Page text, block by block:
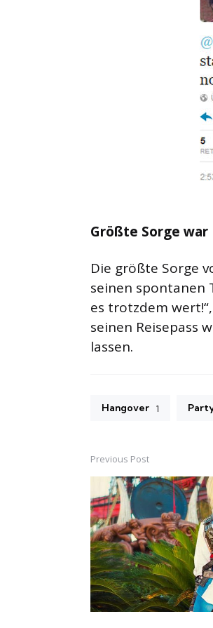
Größte Sorge
Die größte Sorge
seinen spontanen
es trotzdem
seinen Reisepass
lassen.
Hangover 1
Post
navigation
Previous Post